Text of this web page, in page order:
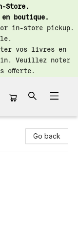
Store.
en boutique.
in-store pickup.
vos livres en
Veuillez noter
offerte.
Go back